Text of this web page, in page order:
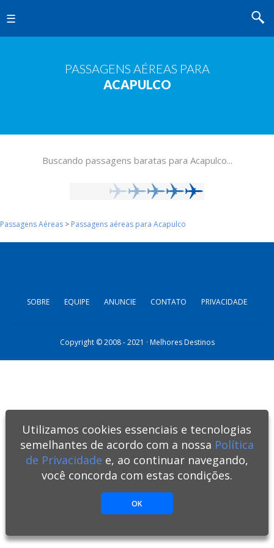
PASSAGENS AÉREAS PARA
ACAPULCO
Buscando passagens baratas para Acapulco...
Passagens Aéreas > Passagens aéreas para Acapulco
SOBRE EQUIPE ANUNCIE CONTATO PRIVACIDADE
Copyright © 2008 - 2021 · Melhores Destinos
Utilizamos cookies essenciais e tecnologias
semelhantes de acordo com a nossa Política
de Privacidade e, ao continuar navegando,
você concorda com estas condições.
OK